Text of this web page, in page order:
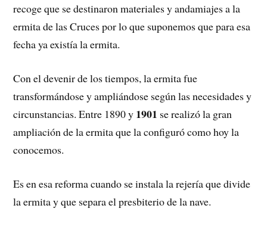
recoge que se destinaron materiales y andamiajes a la
ermita de las Cruces por lo que suponemos que para esa
fecha ya existía la ermita.
Con el devenir de los tiempos, la ermita fue
transformándose y ampliándose según las necesidades y
circunstancias. Entre 1890 y 1901 se realizó la gran
ampliación de la ermita que la configuró como hoy la
conocemos.
Es en esa reforma cuando se instala la rejería que divide
la ermita y que separa el presbiterio de la nave.